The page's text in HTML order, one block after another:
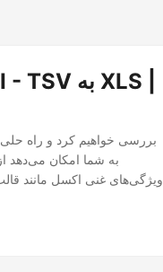
ویژگی‌های غنی اکسل مانند